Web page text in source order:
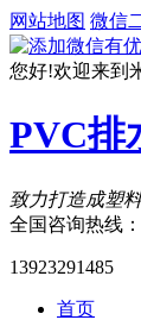
网站地图 微信
您好!欢迎来到
PVC排
致力打造成塑
全国咨询热线：
13923291485
首页